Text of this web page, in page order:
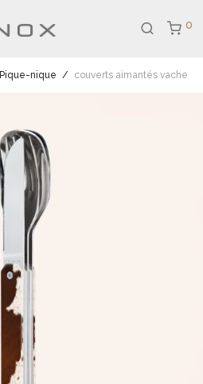
0
Pique-nique / couverts aimantés vache